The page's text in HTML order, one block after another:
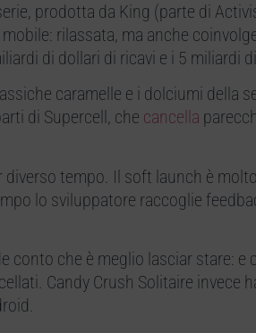
prodotta da King (parte di
rilassata, ma anche
di dollari di ricavi e i 5 miliardi
caramelle e i dolciumi della
di Supercell, che cancella
diverso tempo. Il soft launch è
lo sviluppatore raccoglie
conto che è meglio lasciar stare:
Candy Crush Solitaire invece